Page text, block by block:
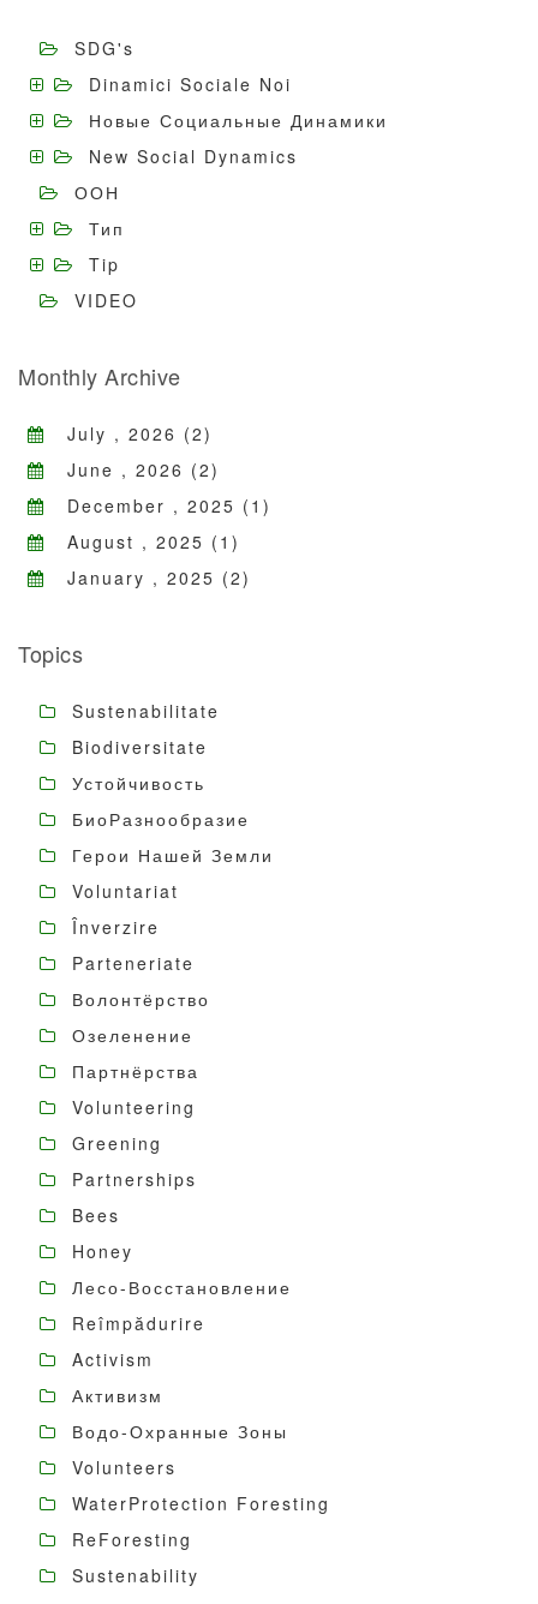
SDG's
Dinamici Sociale Noi
Новые Социальные Динамики
New Social Dynamics
ООН
Тип
Tip
VIDEO
Monthly Archive
July , 2026 (2)
June , 2026 (2)
December , 2025 (1)
August , 2025 (1)
January , 2025 (2)
Topics
Sustenabilitate
Biodiversitate
Устойчивость
БиоРазнообразие
Герои Нашей Земли
Voluntariat
Înverzire
Parteneriate
Волонтёрство
Озеленение
Партнёрства
Volunteering
Greening
Partnerships
Bees
Honey
Лесо-Восстановление
Reîmpădurire
Activism
Активизм
Водо-Охранные Зоны
Volunteers
WaterProtection Foresting
ReForesting
Sustenability